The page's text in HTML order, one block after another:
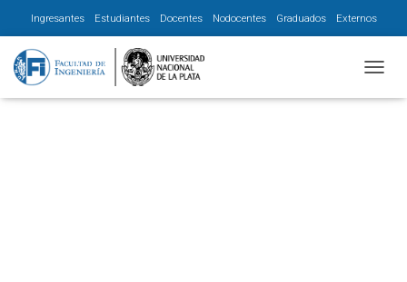
Ingresantes Estudiantes Docentes Nodocentes Graduados Externos